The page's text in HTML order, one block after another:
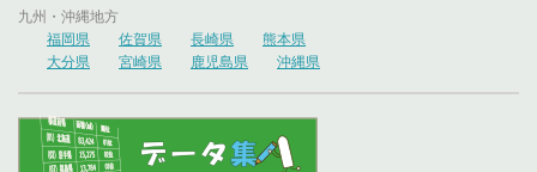
九州・沖縄地方
福岡県
佐賀県 長崎県
熊本県
大分県
宮崎県 鹿児島県 沖縄県